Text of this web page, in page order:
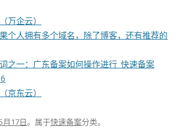
万企云）
个人拥有多个域名，除了博客，还有推荐的
之一：广东备案如何操作进行_快速备案
京东云）
月17日。属于快速备案分类。